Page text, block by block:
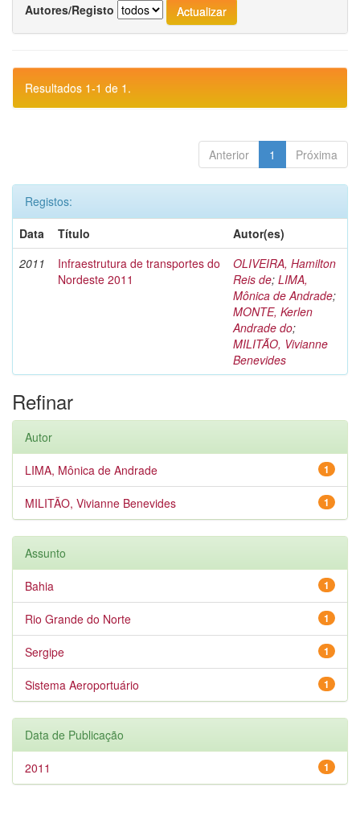
Autores/Registo
Resultados 1-1 de 1.
Anterior 1 Próxima
Registos:
Data
Título
Autor(es)
2011
Infraestrutura de transportes do
Nordeste 2011
OLIVEIRA, Hamilton
Reis de; LIMA,
Mônica de Andrade;
MONTE, Kerlen
Andrade do;
MILITÃO, Vivianne
Benevides
Refinar
Autor
1
LIMA, Mônica de Andrade
1
MILITÃO, Vivianne Benevides
Assunto
1
Bahia
1
Rio Grande do Norte
1
Sergipe
1
Sistema Aeroportuário
Data de Publicação
1
2011